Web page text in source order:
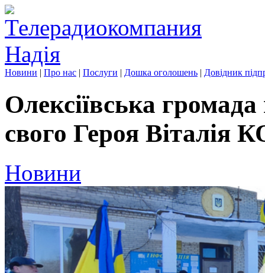
Новини | Про нас | Послуги | Дошка оголошень | Довідник
Олексіївська
свого Героя
Новини